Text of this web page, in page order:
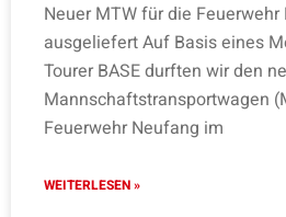
Neuer MTW für die Feuerwehr
ausgeliefert Auf Basis eines
Tourer BASE durften wir den
Mannschaftstransportwagen
Feuerwehr Neufang im
WEITERLESEN »